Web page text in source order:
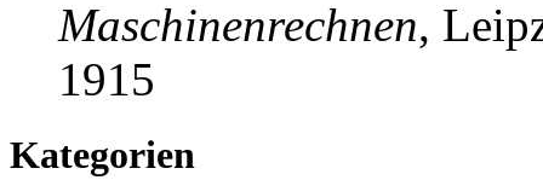
Maschinenrechnen,
1915
Kategorien